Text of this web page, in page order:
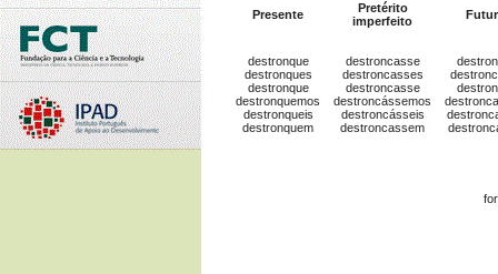
Presente
Pretérito
imperfeito
destronque
destronques
destronque
destronquemos
destronqueis
destronquem
destroncasse
destroncasses
destroncasse
destroncássemos
destroncásseis
destroncassem